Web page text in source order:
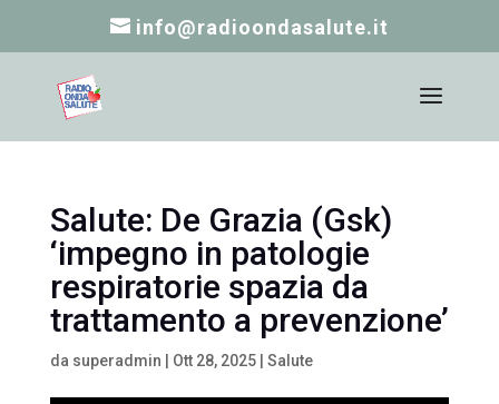
info@radioondasalute.it
Salute: De Grazia (Gsk)
‘impegno in patologie
respiratorie spazia da
trattamento a prevenzione’
da superadmin Ott 28, 2025| Salute